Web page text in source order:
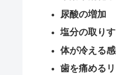
尿酸の増加
塩分の取り
体が冷える
歯を痛める